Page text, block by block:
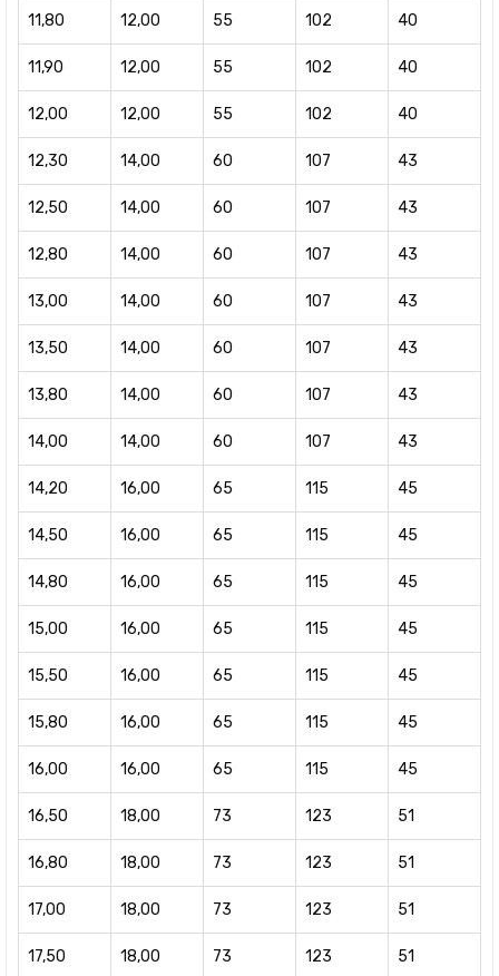
11,80 12,00 55 102 40
11,90 12,00 55 102 40
12,00 12,00 55 102 40
12,30 14,00 60 107 43
12,50 14,00 60 107 43
12,80 14,00 60 107 43
13,00 14,00 60 107 43
13,50 14,00 60 107 43
13,80 14,00 60 107 43
14,00 14,00 60 107 43
14,20 16,00 65 115 45
14,50 16,00 65 115 45
14,80 16,00 65 115 45
15,00 16,00 65 115 45
15,50 16,00 65 115 45
15,80 16,00 65 115 45
16,00 16,00 65 115 45
16,50 18,00 73 123 51
16,80 18,00 73 123 51
17,00 18,00 73 123 51
17,50 18,00 73 123 51